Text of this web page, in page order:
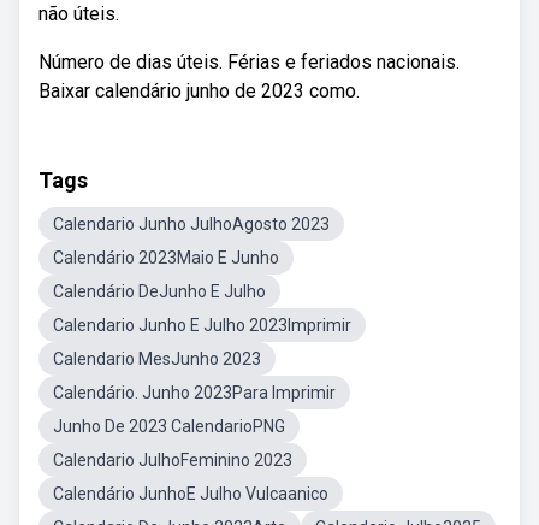
não úteis.
Número de dias úteis. Férias e feriados nacionais.
Baixar calendário junho de 2023 como.
Tags
Calendario Junho JulhoAgosto 2023
Calendário 2023Maio E Junho
Calendário DeJunho E Julho
Calendario Junho E Julho 2023Imprimir
Calendario MesJunho 2023
Calendário. Junho 2023Para Imprimir
Junho De 2023 CalendarioPNG
Calendario JulhoFeminino 2023
Calendário JunhoE Julho Vulcaanico